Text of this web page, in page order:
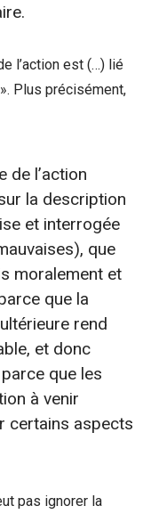
l’action est (…) lié
Plus précisément,
de l’action
la description
et interrogée
que
moralement et
que la
rend
et donc
que les
à venir
certains aspects
pas ignorer la